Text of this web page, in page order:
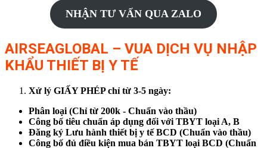
NHẬN TƯ VẤN QUA ZALO
AIRSEAGLOBAL – VUA DỊCH VỤ NHẬP
KHẨU THIẾT BỊ Y TẾ
Xử lý GIẤY PHÉP chỉ từ 3-5 ngày:
Phân loại (Chỉ từ 200k - Chuẩn vào thầu)
Công bố tiêu chuẩn áp dụng đối với TBYT loại A, B
Đăng ký Lưu hành thiết bị y tế BCD (Chuẩn vào thầu)
Công bố đủ điều kiện mua bán TBYT loại BCD (Chuẩn